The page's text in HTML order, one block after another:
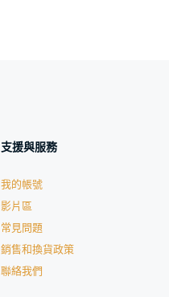
支援與服務
我的帳號
影片區
常見問題
銷售和換貨政策
聯絡我們